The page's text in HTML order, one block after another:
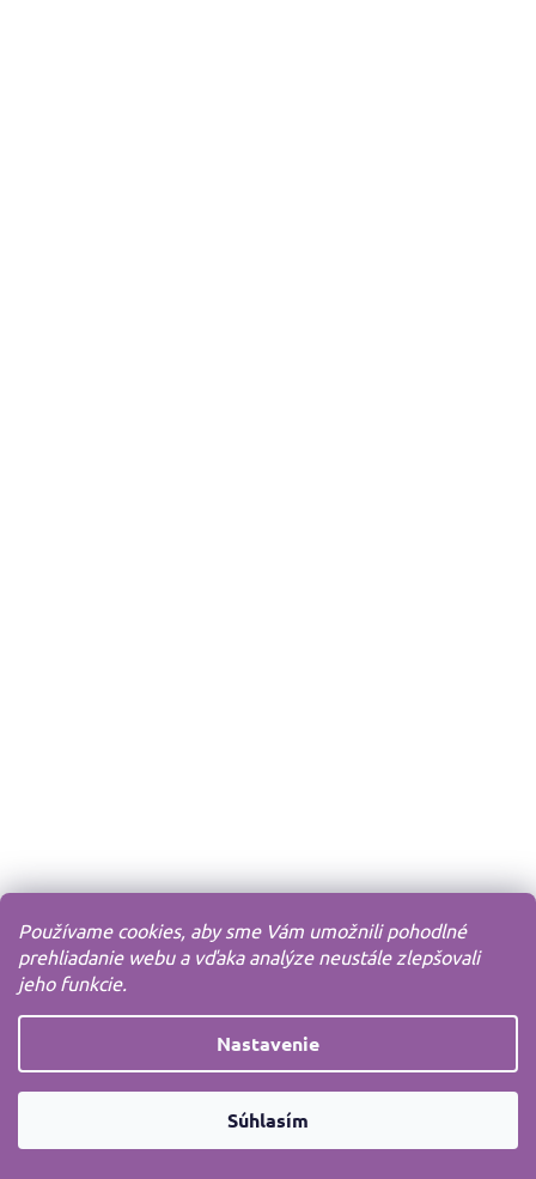
Používame cookies, aby sme Vám umožnili pohodlné
prehliadanie webu a vďaka analýze neustále zlepšovali
jeho funkcie.
Nastavenie
Súhlasím